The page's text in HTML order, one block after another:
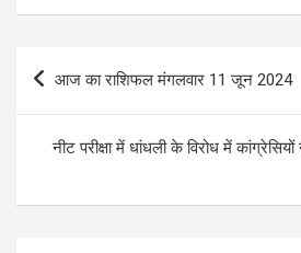
Post
आज का राशिफल मंगलवार 11 जून 2024
नीट परीक्षा में धांधली के विरोध में